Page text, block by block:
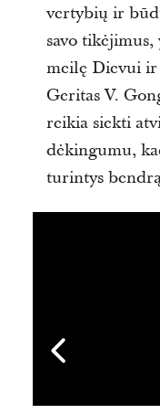
vertybių ir
savo
meilę Dievui ir
Geritas V.
reikia siekti
dėkingumu,
turintys